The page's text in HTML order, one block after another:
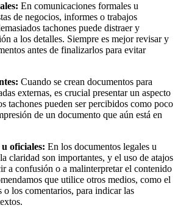
En comunicaciones formales u
de negocios, informes o trabajos
tachones puede distraer y
a los detalles. Siempre es mejor revisar y
antes de finalizarlos para evitar
Cuando se crean documentos para
externas, es crucial presentar un aspecto
tachones pueden ser percibidos como poco
de un documento que aún está en
oficiales: En los documentos legales u
claridad son importantes, y el uso de atajos
a confusión o a malinterpretar el contenido
que utilice otros medios, como el
o los comentarios, para indicar las